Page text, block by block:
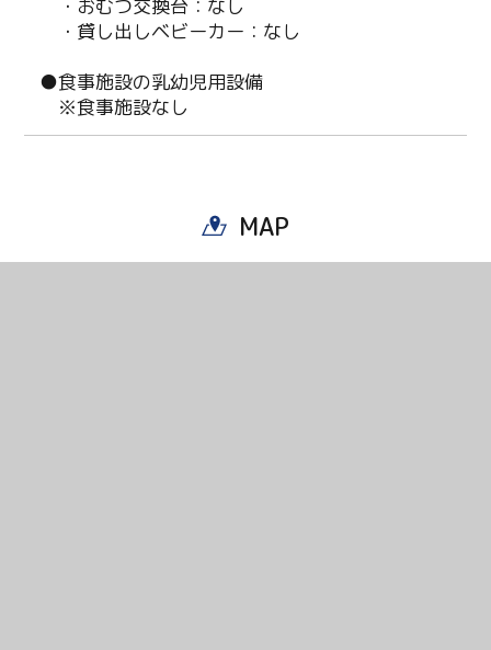
・おむつ交換台：なし
・貸し出しベビーカー：なし
●食事施設の乳幼児用設備
※食事施設なし
MAP
Twitter
Copy URL